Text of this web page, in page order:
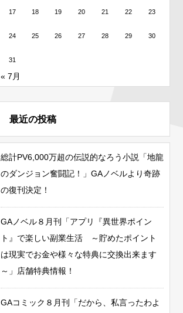
17 18 19 20 21 22 23
24 25 26 27 28 29 30
31
« 7月
最近の投稿
総計PV6,000万超の伝説的なろう小説「地龍
のダンジョン奮闘記！」GAノベルより奇跡
の復刊決定！
GAノベル８月刊「アプリ『異世界ポイン
ト』で楽しい副業生活 ～貯めたポイント
は現実でお金や様々な特典に交換出来ます
～」店舗特典情報！
GAコミック８月刊「だから、私言ったわよ